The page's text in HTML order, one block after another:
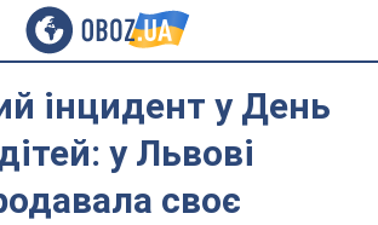
інцидент у День
у Львові
своє